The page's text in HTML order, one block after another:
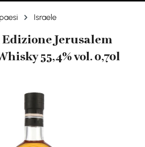
Israele
Jerusalem
55,4% vol. 0,70l